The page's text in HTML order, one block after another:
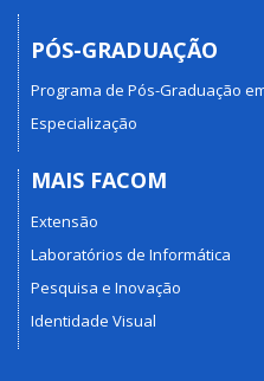
PÓS-GRADUAÇÃO
Programa de Pós-Graduação
Especialização
MAIS FACOM
Extensão
Laboratórios de Informática
Pesquisa e Inovação
Identidade Visual